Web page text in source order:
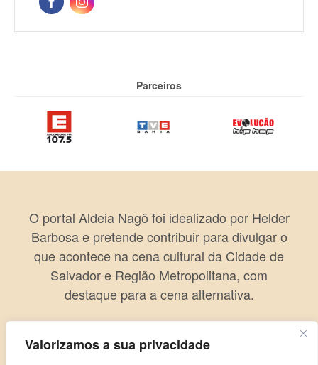
Valorizamos a sua privacidade
Parceiros
O portal Aldeia Nagô foi idealizado por Helder
Barbosa e pretende contribuir para divulgar o
que acontece na cena cultural da Cidade de
Salvador e Região Metropolitana, com
destaque para a cena alternativa.